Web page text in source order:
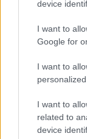
device
I want to
Google for
I want to
I want to
related to
device
Η κυρία
του κ.
της απολύτου
κανόνισε την
αφού
Άξιοι και
θέσεις.